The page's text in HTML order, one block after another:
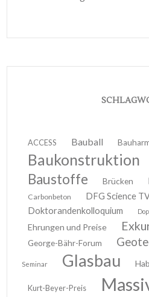
ACCESS Bauball
Baukonstruktion
Baustoffe Brücken
Carbonbeton
DFG Science
Doktorandenkolloquium
Ehrungen und Preise
George-Bähr-Forum
Seminar Glasbau
Kurt-Beyer-Preis